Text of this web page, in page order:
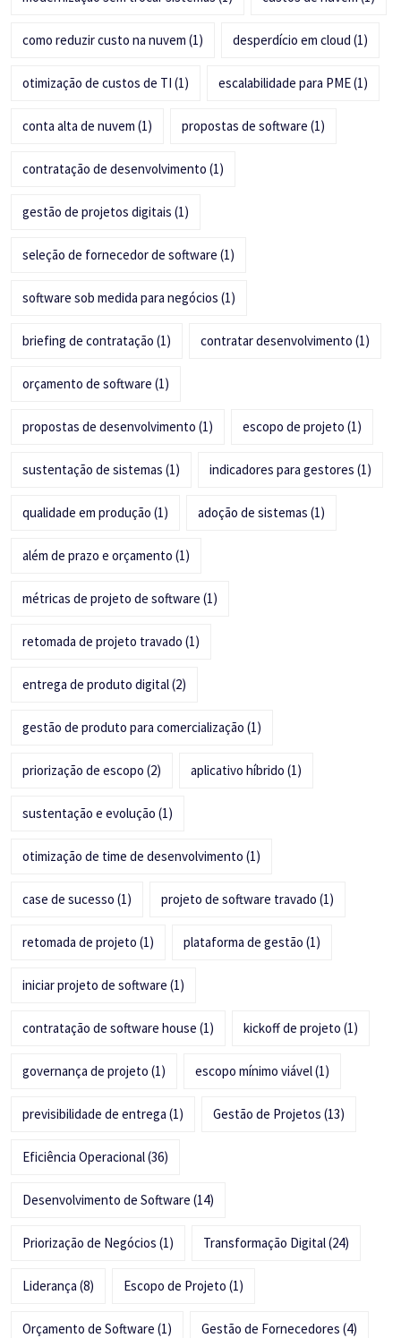
como reduzir custo na nuvem (1) desperdício em cloud (1)
otimização de custos de TI (1) escalabilidade para PME(1)
conta alta de nuvem (1) propostas de software (1)
contratação de desenvolvimento (1)
gestão de projetos digitais (1)
seleção de fornecedor de software (1)
software sob medida para negócios (1)
briefing de contratação (1) contratar desenvolvimento (1)
orçamento de software (1)
propostas de desenvolvimento (1) escopo de projeto (1)
sustentação de sistemas (1) indicadores para gestores (1)
qualidade em produção (1) adoção de sistemas (1)
além de prazo e orçamento (1)
métricas de projeto de software (1)
retomada de projeto travado (1)
entrega de produto digital(2)
gestão de produto para comercialização (1)
priorização de escopo (2) aplicativo híbrido (1)
sustentação e evolução (1)
otimização de time de desenvolvimento (1)
case de sucesso (1) projeto de software travado (1)
retomada de projeto (1) plataforma de gestão (1)
iniciar projeto de software (1)
contratação de software house (1) kickoff de projeto (1)
governança de projeto (1) escopo mínimo viável(1)
previsibilidade de entrega (1) Gestão de Projetos (13)
Eficiência Operacional(36)
Desenvolvimento de Software (14)
Priorização de Negócios (1) Transformação Digital(24)
Liderança (8) Escopo de Projeto (1)
Orçamento de Software (1) Gestão de Fornecedores (4)